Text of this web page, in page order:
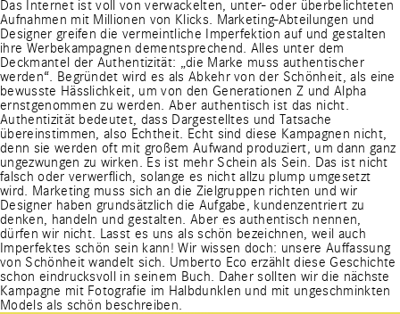
Das Internet ist voll von verwackelten, unter- oder überbelichteten
Aufnahmen mit Millionen von Klicks. Marketing-Abteilungen und
Designer greifen die vermeintliche Imperfektion auf und gestalten
ihre Werbekampagnen dementsprechend. Alles unter dem
Deckmantel der Authentizität: „die Marke muss authentischer
werden“. Begründet wird es als Abkehr von der Schönheit, als eine
bewusste Hässlichkeit, um von den Generationen Z und Alpha
ernstgenommen zu werden. Aber authentisch ist das nicht.
Authentizität bedeutet, dass Dargestelltes und Tatsache
übereinstimmen, also Echtheit. Echt sind diese Kampagnen nicht,
denn sie werden oft mit großem Aufwand produziert, um dann ganz
ungezwungen zu wirken. Es ist mehr Schein als Sein. Das ist nicht
falsch oder verwerflich, solange es nicht allzu plump umgesetzt
wird. Marketing muss sich an die Zielgruppen richten und wir
Designer haben grundsätzlich die Aufgabe, kundenzentriert zu
denken, handeln und gestalten. Aber es authentisch nennen,
dürfen wir nicht. Lasst es uns als schön bezeichnen, weil auch
Imperfektes schön sein kann! Wir wissen doch: unsere Auffassung
von Schönheit wandelt sich. Umberto Eco erzählt diese Geschichte
schon eindrucksvoll in seinem Buch. Daher sollten wir die nächste
Kampagne mit Fotografie im Halbdunklen und mit ungeschminkten
Models als schön beschreiben.